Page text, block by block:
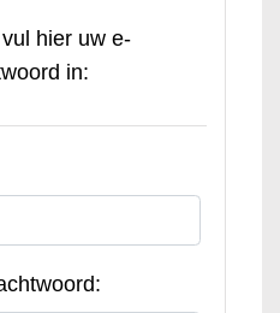
hier uw e-
in: